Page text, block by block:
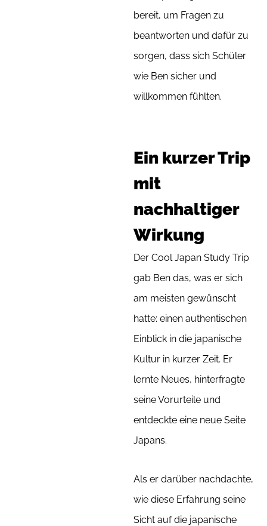
bereit, um Fragen zu
beantworten und dafür zu
sorgen, dass sich Schüler
wie Ben sicher und
willkommen fühlten.
Ein kurzer Trip
mit
nachhaltiger
Wirkung
Der Cool Japan Study Trip
gab Ben das, was er sich
am meisten gewünscht
hatte: einen authentischen
Einblick in die japanische
Kultur in kurzer Zeit. Er
lernte Neues, hinterfragte
seine Vorurteile und
entdeckte eine neue Seite
Japans.
Als er darüber nachdachte,
wie diese Erfahrung seine
Sicht auf die japanische